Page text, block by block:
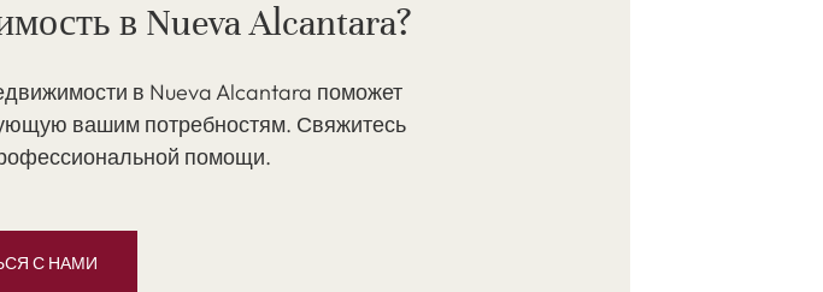
в Nueva Alcantara?
в Nueva Alcantara поможет
вашим потребностям. Свяжитесь
помощи.
С НАМИ